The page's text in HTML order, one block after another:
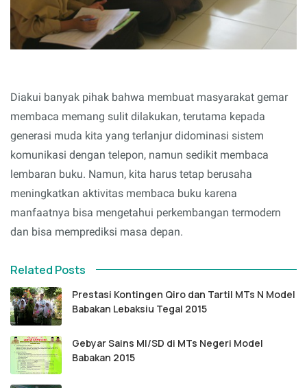
Diakui banyak pihak bahwa membuat masyarakat gemar
membaca memang sulit dilakukan, terutama kepada
generasi muda kita yang terlanjur didominasi sistem
komunikasi dengan telepon, namun sedikit membaca
lembaran buku. Namun, kita harus tetap berusaha
meningkatkan aktivitas membaca buku karena
manfaatnya bisa mengetahui perkembangan termodern
dan bisa memprediksi masa depan.
Related Posts
Prestasi Kontingen Qiro dan Tartil MTs N Model
Babakan Lebaksiu Tegal 2015
Gebyar Sains MI/SD di MTs Negeri Model
Babakan 2015